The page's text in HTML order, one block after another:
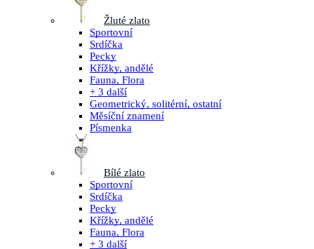
Žluté zlato
Sportovní
Srdíčka
Pecky
Křížky, andělé
Fauna, Flora
+ 3 další
Geometrický, solitérní, ostatní
Měsíční znamení
Písmenka
Bílé zlato
Sportovní
Srdíčka
Pecky
Křížky, andělé
Fauna, Flora
+ 3 další